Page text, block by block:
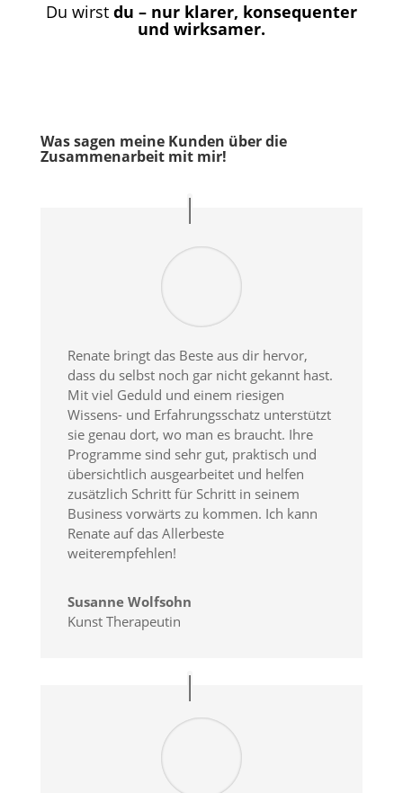
Du wirst du – nur klarer, konsequenter
und wirksamer.
Was sagen meine Kunden über die
Zusammenarbeit mit mir!
Renate bringt das Beste aus dir hervor,
dass du selbst noch gar nicht gekannt hast.
Mit viel Geduld und einem riesigen
Wissens- und Erfahrungsschatz unterstützt
sie genau dort, wo man es braucht. Ihre
Programme sind sehr gut, praktisch und
übersichtlich ausgearbeitet und helfen
zusätzlich Schritt für Schritt in seinem
Business vorwärts zu kommen. Ich kann
Renate auf das Allerbeste
weiterempfehlen!
Susanne Wolfsohn
Kunst Therapeutin